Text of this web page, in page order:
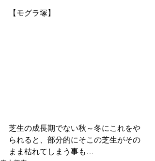
【モグラ塚】
芝生の成長期でない秋～冬にこれをや
られると、部分的にそこの芝生がその
まま枯れてしまう事も…